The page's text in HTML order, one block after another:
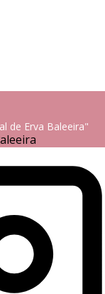
de Erva Baleeira"